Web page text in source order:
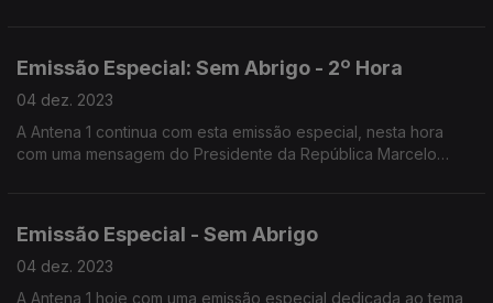
Emissão Especial: Sem Abrigo - 2º Hora
04 dez. 2023
A Antena 1 continua com esta emissão especial, nesta hora
com uma mensagem do Presidente da República Marcelo
Emissão Especial - Sem Abrigo
04 dez. 2023
A Antena 1 hoje com uma emissão especial dedicada ao tema